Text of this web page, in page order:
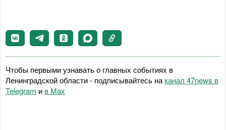
Чтобы первыми узнавать о главных событиях в
Ленинградской области - подписывайтесь на канал 47news в
Telegram и в Maх